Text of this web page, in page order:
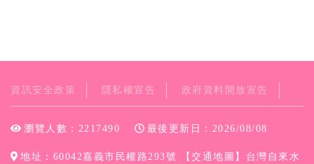
資訊安全政策 隱私權宣告 政府資料開放宣告
瀏覽人數：2217490 最後更新日：2026/08/08
地址：60042嘉義市民權路293號 【交通地圖 】台灣自來水